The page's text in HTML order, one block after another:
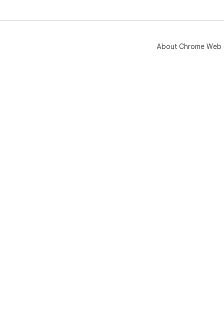
About Chrome Web